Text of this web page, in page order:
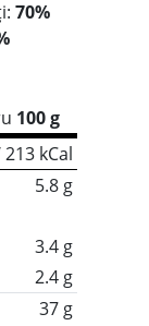
70%
100 g
kCal
5.8 g
3.4 g
2.4 g
37 g